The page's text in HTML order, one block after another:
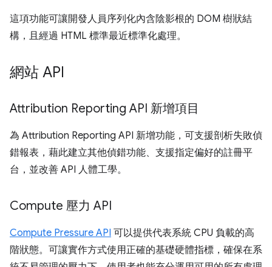
這項功能可讓開發人員序列化內含陰影根的 DOM 樹狀結
構，且經過 HTML 標準最近標準化處理。
網站 API
Attribution Reporting API 新增項目
為 Attribution Reporting API 新增功能，可支援剖析失敗偵
錯報表，藉此建立其他偵錯功能、支援指定偏好的註冊平
台，並改善 API 人體工學。
Compute 壓力 API
Compute Pressure API 可以提供代表系統 CPU 負載的高
階狀態。可讓實作方式使用正確的基礎硬體指標，確保在系